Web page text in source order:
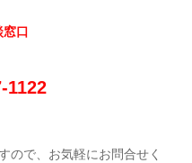
窓口
1122
ので、お気軽にお問合せく